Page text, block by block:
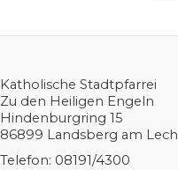
Katholische Stadtpfarrei
Zu den Heiligen Engeln
Hindenburgring 15
86899 Landsberg am Lech
Telefon: 08191/4300